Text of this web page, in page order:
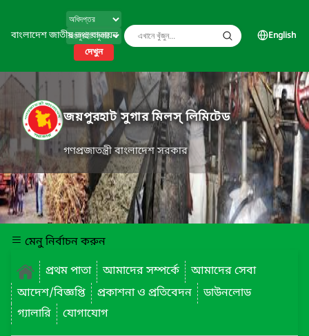
বাংলাদেশ জাতীয় তথ্য বাতায়ন
দেখুন
English
জয়পুরহাট সুগার মিলস্ লিমিটেড
গণপ্রজাতন্ত্রী বাংলাদেশ সরকার
মেনু নির্বাচন করুন
প্রথম পাতা
আমাদের সম্পর্কে
আমাদের সেবা
আদেশ/বিজ্ঞপ্তি
প্রকাশনা ও প্রতিবেদন
ডাউনলোড
গ্যালারি
যোগাযোগ